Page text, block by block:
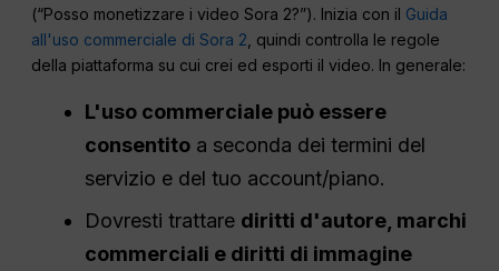
(“Posso monetizzare i video Sora 2?”). Inizia con il Guida
all'uso commerciale di Sora 2 , quindi controlla le regole
della piattaforma su cui crei ed esporti il video. In generale:
L'uso commerciale può essere
consentito a seconda dei termini del
servizio e del tuo account/piano.
Dovresti trattare diritti d'autore, marchi
commerciali e diritti di immagine